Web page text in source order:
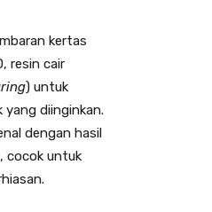
kertas
resin cair
) untuk
diinginkan.
dengan hasil
cocok untuk